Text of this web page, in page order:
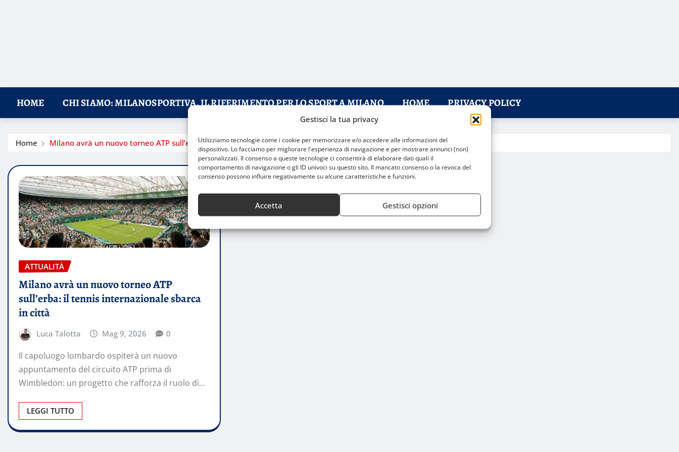
Gestisci la tua privacy
Utilizziamo tecnologie come i cookie per memorizzare e/o accedere alle informazioni del
dispositivo. Lo facciamo per migliorare l'esperienza di navigazione e per mostrare annunci (non)
personalizzati. Il consenso a queste tecnologie ci consentirà di elaborare dati quali il
comportamento di navigazione o gli ID univoci su questo sito. Il mancato consenso o la revoca del
consenso possono influire negativamente su alcune caratteristiche e funzioni.
Accetta Gestisci opzioni
HOME CHI SIAMO: MILANOSPORTIVA, IL RIFERIMENTO PER LO SPORT A MILANO HOME PRIVACY POLICY
Home Milano avrà un nuovo torneo ATP sull’erba: il tennis internazionale sbarca in città
ATTUALITÀ
Milano avrà un nuovo torneo ATP
sull’erba: il tennis internazionale sbarca
in città
Luca Talotta Mag 9, 2026 0
Il capoluogo lombardo ospiterà un nuovo
appuntamento del circuito ATP prima di
Wimbledon: un progetto che rafforza il ruolo di…
LEGGI TUTTO